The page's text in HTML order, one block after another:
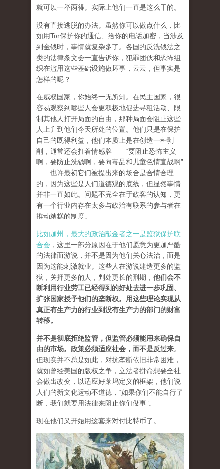
就可以一举两得。实际上他们一直是这么干的。
没有直接逃脱的办法。虽然你可以做点什么，比
如用Tor保护你的通信、给你的电话加密，当涉及
到金钱时，事情就复杂多了。各国的反洗钱法之
类的法律条文会一直告诉你，犯罪团伙和恐怖组
织在滥用这些基础设施做坏事，云云，但事实是
怎样的呢？
在威权国家，你始终一无所知。在民主国家，很
容易观察到哪些人会更积极地促进寻租活动、限
制其他人打开局面的自由，那种局面会阻止这些
人上升到他们今天所处的位置。他们只是在保护
自己的既得利益，他们本质上是在创造一种剥
削，通常还会打着情感牌——“要阻止恐怖主义
啊，要防止洗钱啊，要向毒品和儿童色情宣战啊”
……也许最初它们被提出来的场合是合情合理
的，因为这些是人们道德观的底线，但显然事情
并非一直如此。问题不完全在于政客的认知，更
有一个行业内存在太多与政治有联系的参与者在
推动糟糕的制度。
比如加州，最大的政治献金者之一是监狱保护联
合会 ，这里一部分原因在于他们愿意为更加严酷
的法律而游说，并不是因为他们关心法治，而是
因为这能刺激就业。这些人在游说建造更多的监
狱，关押更多的人，判处更长的刑期， 他们会不
断利用行业劳工已经得到的好处去进一步巩固、
扩张国家授予他们的垄断权。用这些理论实现从
真正有生产力的行业到没有生产力的部门的财富
转移。
并不是彻底拒绝监管，但监管必须能用来确保自
由的市场。政策必须适应社会，而不是反过来。
但现实并不总是如此，对抗垄断依旧非常困难，
就如曾经美国的版权之争，立法者拼命想要全社
会做出改变，以适应好莱坞定义的框架，他们说
人们的新文化运动不道德，“如果你们不能自行了
断，我们就要用法律来阻止你们做事”。
现在他们又开始用这套来对付比特币了。